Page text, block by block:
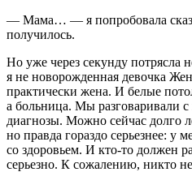
— Мама… — я попробовала
получилось.
Но уже через секунду потрясла
я не новорожденная девочка
практически жена. И белые
а больница. Мы разговаривали
диагнозы. Можно сейчас долго
но правда гораздо серьезнее: у
со здоровьем. И кто-то должен
серьезно. К сожалению, никто